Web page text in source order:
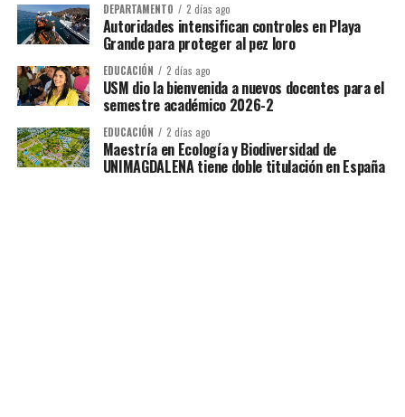
DEPARTAMENTO 2 días ago
Autoridades intensifican controles en Playa
Grande para proteger al pez loro
EDUCACIÓN 2 días ago
USM dio la bienvenida a nuevos docentes para el
semestre académico 2026-2
EDUCACIÓN 2 días ago
Maestría en Ecología y Biodiversidad de
UNIMAGDALENA tiene doble titulación en España